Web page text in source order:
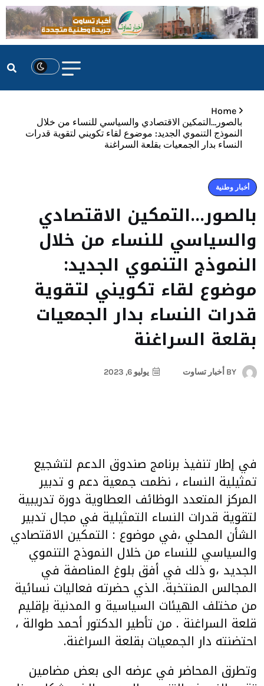
Home
بالصور…التمكين الاقتصادي والسياسي للنساء من خلال
النموذج التنموي الجديد: موضوع لقاء تكويني لتقوية قدرات
النساء بدار الجمعيات بقلعة السراغنة
أخبار وطنية
بالصور…التمكين الاقتصادي
والسياسي للنساء من خلال
النموذج التنموي الجديد:
موضوع لقاء تكويني لتقوية
قدرات النساء بدار الجمعيات
بقلعة السراغنة
BY أخبار تساوت يوليو 6, 2023
في إطار تنفيذ برنامج صندوق الدعم لتشجيع
تمثيلية النساء ، نظمت جمعية دعم و تدبير
المركز المتعدد الوظائف العطاوية دورة تدريبية
لتقوية قدرات النساء التمثيلية في مجال تدبير
الشأن المحلي ،في موضوع : التمكين الاقتصادي
والسياسي للنساء من خلال النموذج التنموي
الجديد ،و ذلك في أفق بلوغ المناصفة في
المجالس المنتخبة. الذي حضرته فعاليات نسائية
من مختلف الهيئات السياسية و المدنية بإقليم
قلعة السراغنة . من تأطير الدكتور أحمد طوالة ،
احتضنته دار الجمعيات بقلعة السراغنة.
وتطرق المحاضر في عرضه الى بعض مضامين